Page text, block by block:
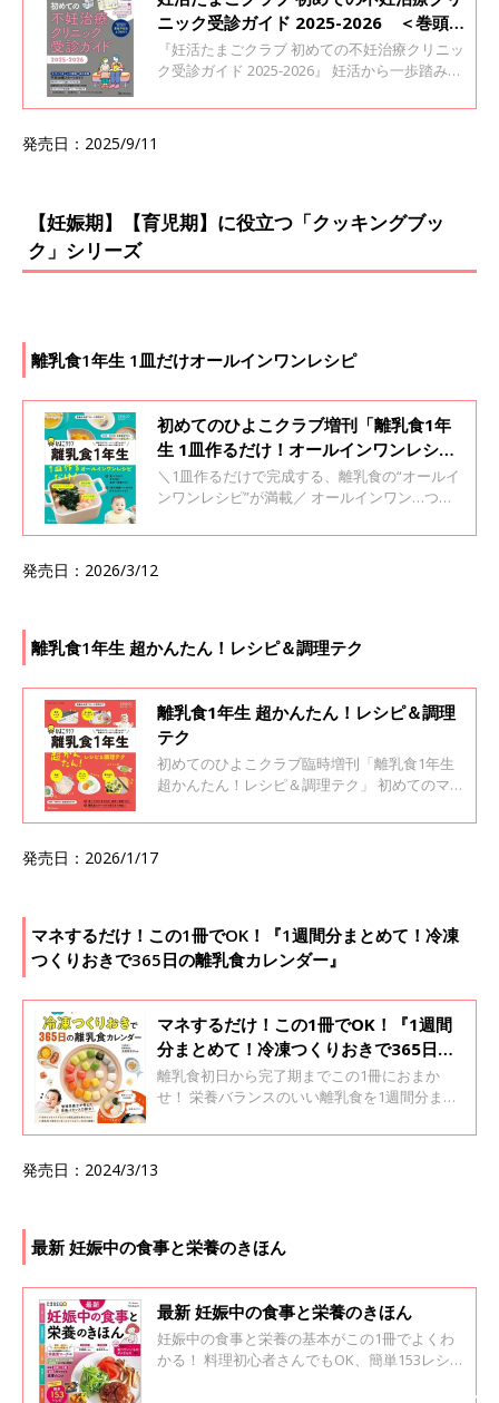
ニック受診ガイド 2025-2026 ＜巻頭
特集＞不妊治療 2人のスタートガイド
『妊活たまごクラブ 初めての不妊治療クリニッ
ク受診ガイド 2025-2026』 妊活から一歩踏み出
い1冊。
発売日：2025/9/11
【妊娠期】【育児期】に役立つ「クッキングブッ
ク」シリーズ
離乳食1年生 1皿だけオールインワン​レシピ
初めてのひよこクラブ増刊「離乳食1年
生 1皿作るだけ！オールインワン​レシ
ピ」
＼1皿作るだけで完成する、離乳食の“オールイ
ンワンレシピ”が満載／ オールインワン…つま
しい！ ★炭水化物・たんぱく質・ビタミン／ミ
が、1品作るだけ、またはおかゆなどシンプル
ト（生後5・6カ月）から、完了（1才代）まで
る、便利な一覧表つき！ ★2026年1月発売『離
乳食1年生 超かんたん！ レシピ＆調理テク』と
2冊合わせて使ったら、さらにかんたん＆レパ
ートリーが広がる！ 離乳食は赤ちゃんだけでな
く、作るママ・パパにとっても初めての経験で
す。 だからこそ、ひよこクラブが基礎からしっ
発売日：2026/3/12
離乳食1年生 超かんたん！レシピ＆調理テク
離乳食1年生 超かんたん！レシピ＆調理
テク
初めてのひよこクラブ臨時増刊「離乳食1年生
超かんたん！レシピ＆調理テク」 初めてのマ
えます！
発売日：2026/1/17
マネするだけ！この1冊でOK！『1週間分まとめて！冷凍
つくりおきで365日の離乳食カレンダー』
マネするだけ！この1冊でOK！『1週間
分まとめて！冷凍つくりおきで365日の
離乳食カレンダー』
離乳食初日から完了期までこの1冊におまか
せ！ 栄養バランスのいい離乳食を1週間分まと
だけのレシピ満載！
発売日：2024/3/13
最新 妊娠中の食事と栄養のきほん
最新 妊娠中の食事と栄養のきほん
妊娠中の食事と栄養の基本がこの1冊でよくわ
かる！ 料理初心者さんでもOK、簡単153レシピ